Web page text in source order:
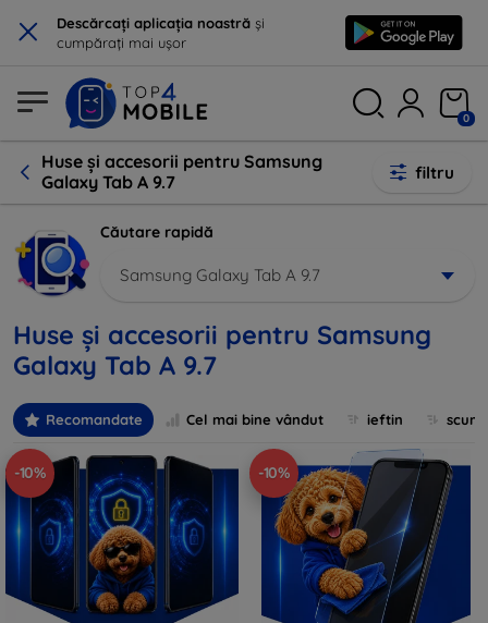
× Descărcați aplicația noastră și
cumpărați mai ușor
0
Huse și accesorii pentru Samsung
Galaxy Tab A 9.7
filtru
Căutare rapidă
Samsung Galaxy Tab A 9.7
Huse și accesorii pentru Samsung
Galaxy Tab A 9.7
Recomandate Cel mai bine vândut ieftin
-10% -10%